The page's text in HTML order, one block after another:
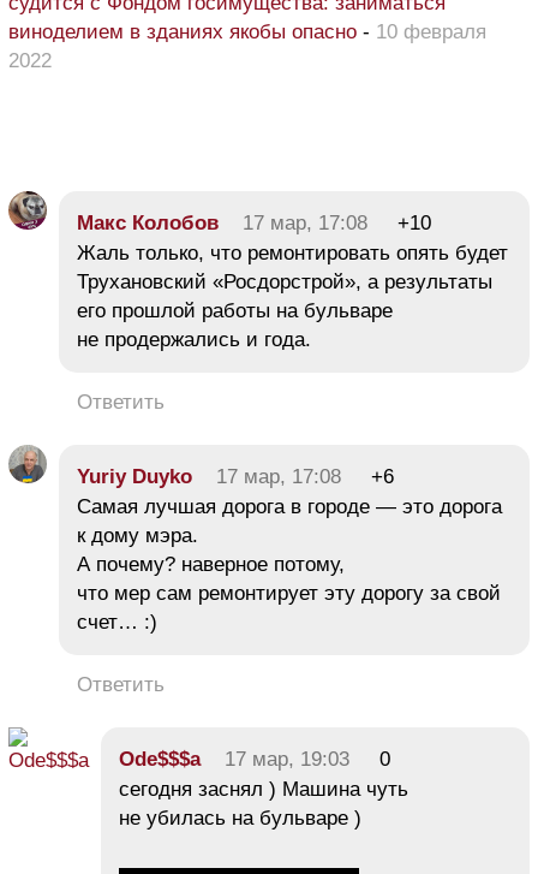
виноделием в зданиях якобы опасно - 10 февраля
2022
Макс Колобов 17 мар, 17:08
+10
Жаль только, что ремонтировать опять будет
Трухановский «Росдорстрой», а результаты
его прошлой работы на бульваре
не продержались и года.
Ответить
Yuriy Duyko 17 мар, 17:08
+6
Самая лучшая дорога в городе — это дорога
к дому мэра.
А почему? наверное потому,
что мер сам ремонтирует эту дорогу за свой
счет… :)
Ответить
Ode$$$a 17 мар, 19:03
0
сегодня заснял ) Машина чуть
не убилась на бульваре )